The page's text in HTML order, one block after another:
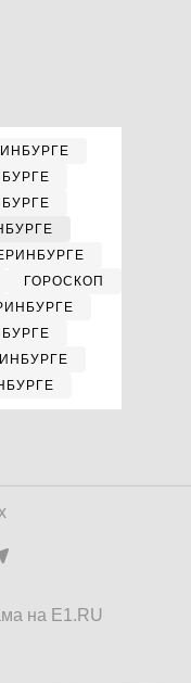
ГОРОСКОП
на E1.RU